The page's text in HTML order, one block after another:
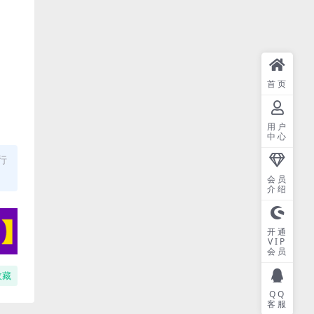
藏
首页
用户
中心
会员
介绍
开通
VIP
会员
QQ
客服